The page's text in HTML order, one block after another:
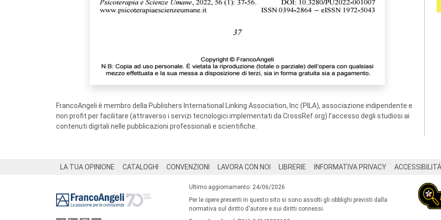
FrancoAngeli è membro della Publishers International Linking Association, Inc (PILA), associazione indipendente e
non profit per facilitare (attraverso i servizi tecnologici implementati da CrossRef.org) l’accesso degli studiosi ai
contenuti digitali nelle pubblicazioni professionali e scientifiche.
LA TUA OPINIONE CATALOGHI CONVENZIONI LAVORA CON NOI LIBRERIE INFORMATIVA PRIVACY ACCESSIBILITÁ
Ultimo aggiornamento: 24/06/2026
Per le opere presenti in questo sito si sono assolti gli obblighi previsti dalla
normativa sul diritto d'autore e sui diritti connessi.